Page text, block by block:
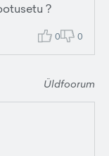
?
0 0
Üldfoorum